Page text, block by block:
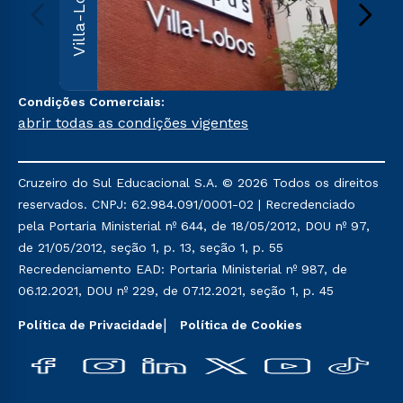
Paulo,
Condições Comerciais:
abrir todas as condições vigentes
Cruzeiro do Sul Educacional S.A. © 2026 Todos os direitos
reservados. CNPJ: 62.984.091/0001-02 | Recredenciado
pela Portaria Ministerial nº 644, de 18/05/2012, DOU nº 97,
de 21/05/2012, seção 1, p. 13, seção 1, p. 55
Recredenciamento EAD: Portaria Ministerial nº 987, de
06.12.2021, DOU nº 229, de 07.12.2021, seção 1, p. 45
Política de Privacidade Política de Cookies